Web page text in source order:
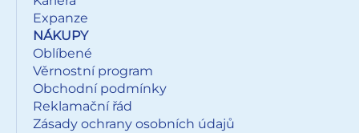
spolknutí malých částic. Uvedená cena je za 1 ks.
Expanze
NÁKUPY
Oblíbené
Věrnostní program
Obchodní podmínky
Reklamační řád
Zásady ochrany osobních údajů